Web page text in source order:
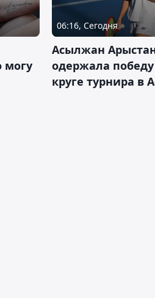
могу
06:16, Сегодня
Асылжан
одержала
круге турнира в